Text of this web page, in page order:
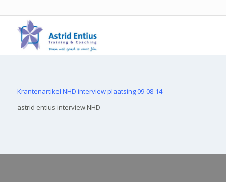
Krantenartikel NHD interview plaatsing 09-08-14
astrid entius interview NHD